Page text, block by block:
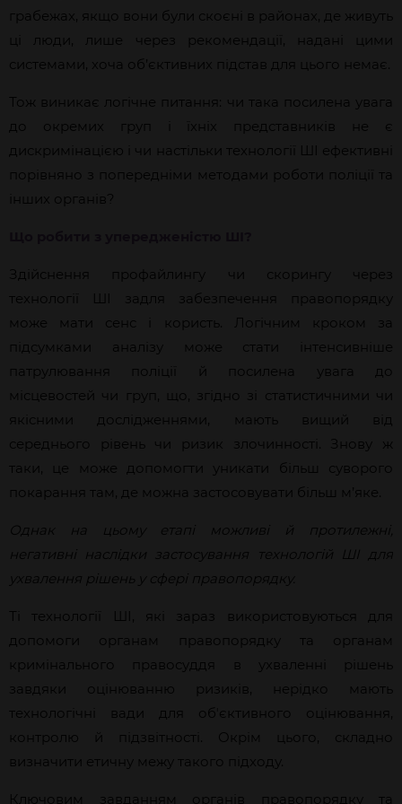
грабежах, якщо вони були скоєні в рай
онах, де живуть
ці люди, лише через рекомендації, надані цими
системами, хоча об’єктивних підстав для цього немає.
Тож виникає логічне питання: чи така посилена увага
до окремих груп і
їхні
х представників не є
дискримінацією і чи настільки технології ШІ ефективні
порівняно з попередніми методами роботи поліції та
інших органів?
Здійснення профайлингу чи скорингу через
технології ШІ задля забезпечення правопорядку
може мати сенс і користь. Логічним кроком за
підсумками аналізу може стати інтенсивніше
патрулювання поліції й посилена увага до
місцевостей чи груп, що, згідно зі статистичними чи
якісними дослідженнями, мають вищий від
середнього рівень чи ризик злочинності. Знову ж
таки, це може допомогти уникати більш суворого
покарання там, де можна застосовувати більш м’яке.
Однак на цьому етапі можливі й
протилежні,
негативні наслідки застосування технологій ШІ для
ухвалення
рішень у сфері правопорядку.
Ті технології ШІ, які зараз використовуються для
допомоги органам правопорядку та органам
кримінального правосуддя в ухваленні
рішень
завдяки оцін юванню ризиків, нерідко мають
технологічні вади для обʼєктивного оцінювання,
контролю й підзвітності. Окрім цього, складно
визначити етичну межу такого підходу.
Ключовим завданням органів правопорядку та